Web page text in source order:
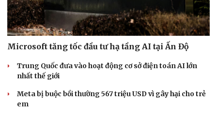
Microsoft tăng tốc đầu tư hạ tầng AI tại Ấn Độ
Trung Quốc đưa vào hoạt động cơ sở điện toán AI lớn
nhất thế giới
Meta bị buộc bồi thường 567 triệu USD vì gây hại cho trẻ
em